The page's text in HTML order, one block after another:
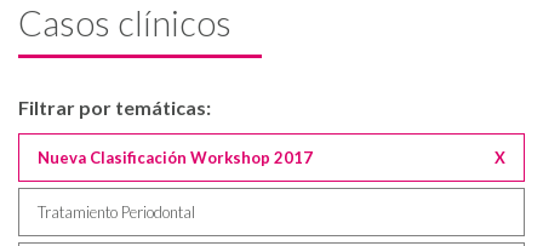
Casos clínicos
Filtrar por temáticas:
Nueva Clasificación Workshop 2017 X
Tratamiento Periodontal